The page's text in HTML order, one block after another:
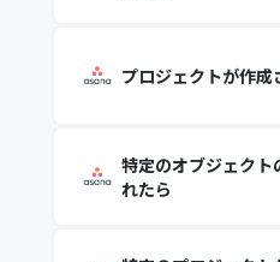
プロジェクトが作成
特定のオブジェクト
れたら